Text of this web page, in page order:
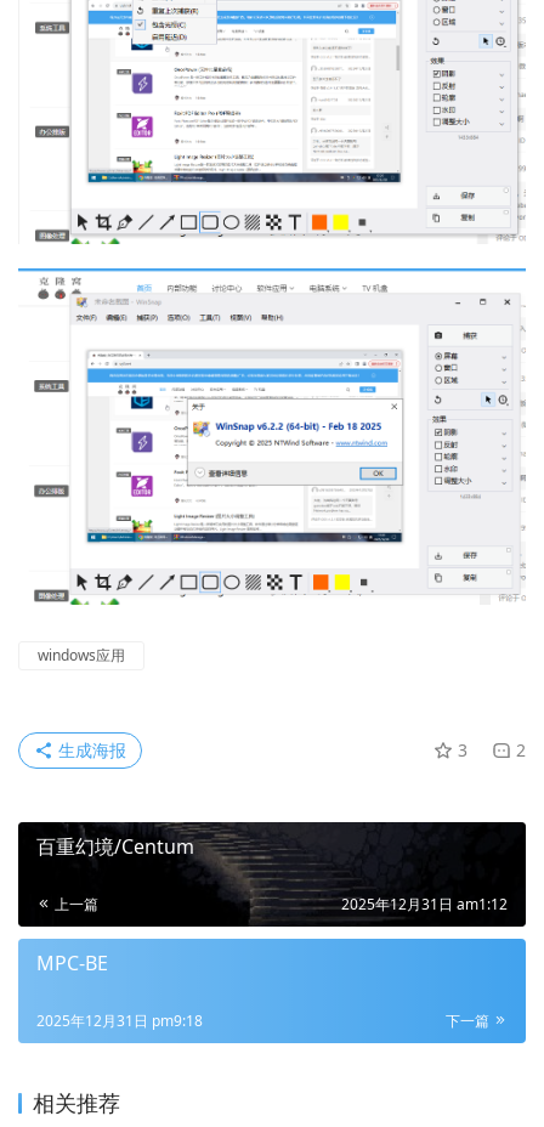
windows应用
3 2
生成海报
百重幻境/Centum
上一篇 2025年12月31日 am1:12
MPC-BE
下一篇
2025年12月31日 pm9:18
相关推荐